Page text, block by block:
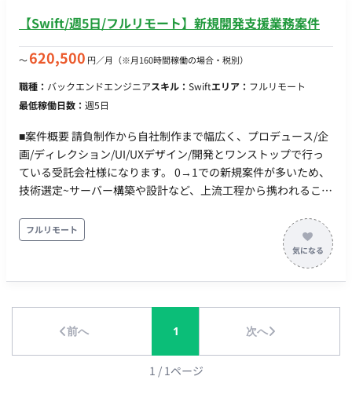
分析、分析結果に基づいた改善 テスト環境の整備： 自動テスト
の環境整備とテストケースの拡充 業務効率化： 開発環境改善の
ための各種自動化 継続的改善： コード品質やアーキテクチャの
継続的改善 チームの取り組み： 開発チームとしての知見共有や
技術ブログ等での情報発信 ■主に利用している技術 開発言語：
Clean Architectureなど UIフレームワーク：
SwiftUI/UIKit（iOS）、Jetpack
Compose/Jetpack（Android） データベース：
CoreData（iOS）、Room（Android）、Realm 非同期処理：
Coroutines（Android） API： GraphQL（Apollo
Client）/REST CI/CD： CircleCI、GitHub Actions、fastlane、
SwiftLint/SwiftFormat/XcodeGenなど（iOS）、
GitHub データ分析： Firebase Analytics、BigQueryなど
【Swift/週5日/フルリモート】新規開発支援業務案件
〜620,500 円／月 （※月160時間稼働の場合・税別）
職種： バックエンドエンジニアスキル： Swiftエリア： フルリモート
最低稼働日数： 週5日
■案件概要 請負制作から自社制作まで幅広く、プロデュース/企
画/ディレクション/UI/UXデザイン/開発とワンストップで行っ
ている受託会社様になります。 0→1での新規案件が多いため、
技術選定~サーバー構築や設計など、上流工程から携われること
リを採用しており、 正社員、業務委託の垣根なく働きやすい環
境で、より良いサービスを作るために伴奏してくれる方を募集
スマホアプリのバックエンドの設計・開発・改修・サーバー構
らデータベース設計 ・アプリ、フロントエンドエンジニアと協
力しながらAPI設計 ■開発環境： 言語：PHP,
Ruby,JavaScript（node.js）など FW：Laravel、CakePHP、
フルリモート
前へ 1 次へ
1 / 1ページ